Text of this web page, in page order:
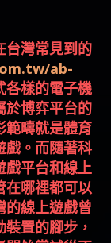
台灣常見到的
ab-
各樣的電子機
於博弈平台的
範疇就是體育
戲。而隨著科
戲平台和線上
在哪裡都可以
的線上遊戲曾
置的腳步，